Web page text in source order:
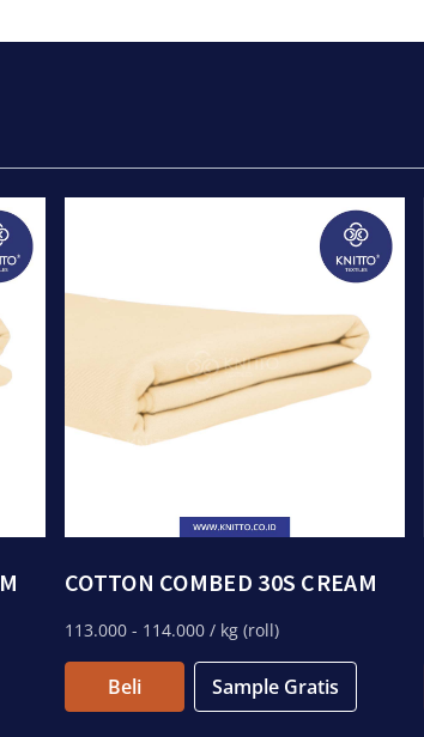
COTTON COMBED 30S CREAM
113.000 - 114.000 / kg (roll)
Beli Sample Gratis